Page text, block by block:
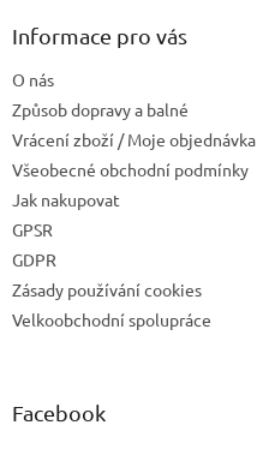
Informace pro vás
O nás
Způsob dopravy a balné
Vrácení zboží / Moje objednávka
Všeobecné obchodní podmínky
Jak nakupovat
GPSR
GDPR
Zásady používání cookies
Velkoobchodní spolupráce
Facebook